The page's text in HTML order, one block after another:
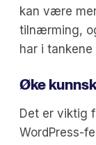
kan være
tilnærming,
har i
Øke
Det er viktig
WordPress-